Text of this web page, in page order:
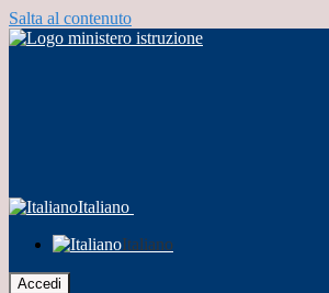
Salta al contenuto
Italiano
Italiano
Accedi